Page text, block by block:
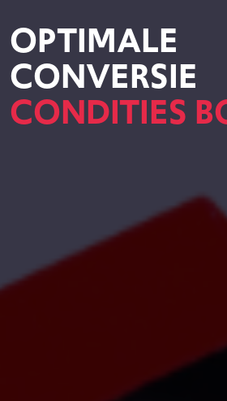
OPTIMALE
CONVERSIE
CONDITIES